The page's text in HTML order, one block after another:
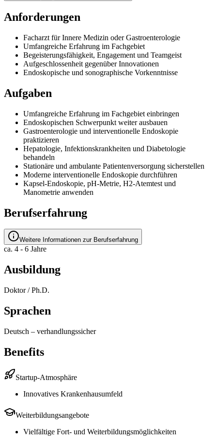
Anforderungen
Facharzt für Innere Medizin oder Gastroenterologie
Umfangreiche Erfahrung im Fachgebiet
Begeisterungsfähigkeit, Engagement und Teamgeist
Aufgeschlossenheit gegenüber Innovationen
Endoskopische und sonographische Vorkenntnisse
Aufgaben
Umfangreiche Erfahrung im Fachgebiet einbringen
Endoskopischen Schwerpunkt weiter ausbauen
Gastroenterologie und interventionelle Endoskopie
praktizieren
Hepatologie, Infektionskrankheiten und Diabetologie
behandeln
Stationäre und ambulante Patientenversorgung sicherstellen
Moderne interventionelle Endoskopie durchführen
Kapsel-Endoskopie, pH-Metrie, H2-Atemtest und
Manometrie anwenden
Berufserfahrung
Weitere Informationen zur Berufserfahrung
ca. 4 - 6 Jahre
Ausbildung
Doktor / Ph.D.
Sprachen
Deutsch – verhandlungssicher
Benefits
Startup-Atmosphäre
Innovatives Krankenhausumfeld
Weiterbildungsangebote
Vielfältige Fort- und Weiterbildungsmöglichkeiten